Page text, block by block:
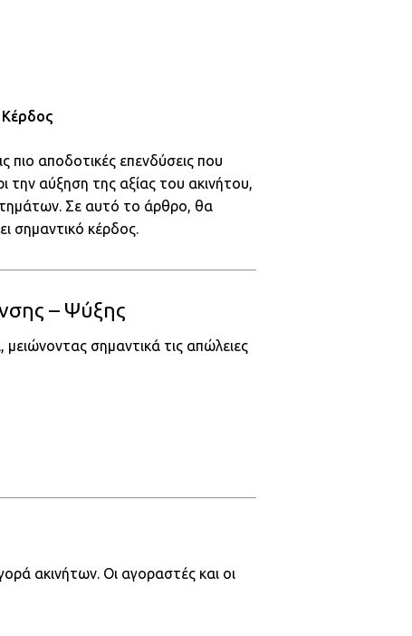
πιο αποδοτικές επενδύσεις που
την αύξηση της αξίας του ακινήτου,
Σε αυτό το άρθρο, θα
σημαντικό κέρδος.
– Ψύξης
σημαντικά τις απώλειες
ακινήτων. Οι αγοραστές και οι